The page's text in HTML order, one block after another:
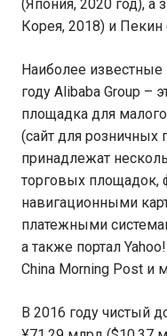
(Япония, 2020 год),
Корея, 2018) и Пекин
Наиболее
году Alibaba Group –
площадка для
(сайт для розничных
принадлежат
торговых
навигационными
платежными
а также портал
China Morning Post и
В 2016 году чистый